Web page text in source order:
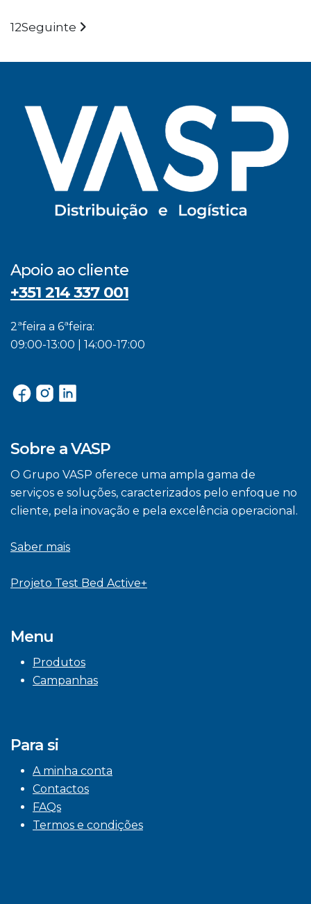
12Seguinte
Apoio ao cliente
+351 214 337 001
2ªfeira a 6ªfeira:
09:00-13:00 | 14:00-17:00
Sobre a VASP
O Grupo VASP oferece uma ampla gama de
serviços e soluções, caracterizados pelo enfoque no
cliente, pela inovação e pela excelência operacional.
Saber mais
Projeto Test Bed Active+
Menu
Produtos
Campanhas
Para si
A minha conta
Contactos
FAQs
Termos e condições